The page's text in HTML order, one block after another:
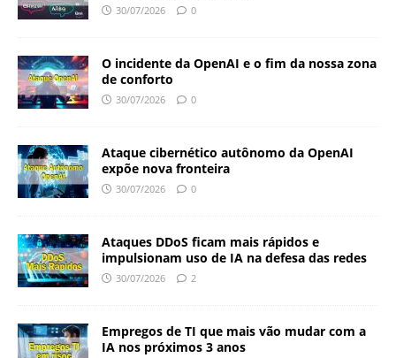
30/07/2026 0
O incidente da OpenAI e o fim da nossa zona
de conforto
30/07/2026 0
Ataque cibernético autônomo da OpenAI
expõe nova fronteira
30/07/2026 0
Ataques DDoS ficam mais rápidos e
impulsionam uso de IA na defesa das redes
30/07/2026 2
Empregos de TI que mais vão mudar com a
IA nos próximos 3 anos